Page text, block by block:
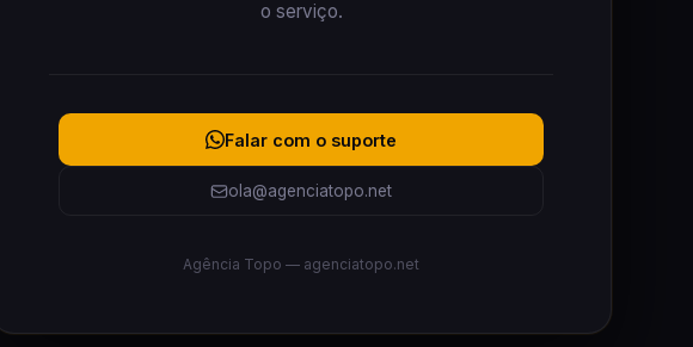
o serviço.
Falar com o suporte
ola@agenciatopo.net
Agência Topo — agenciatopo.net